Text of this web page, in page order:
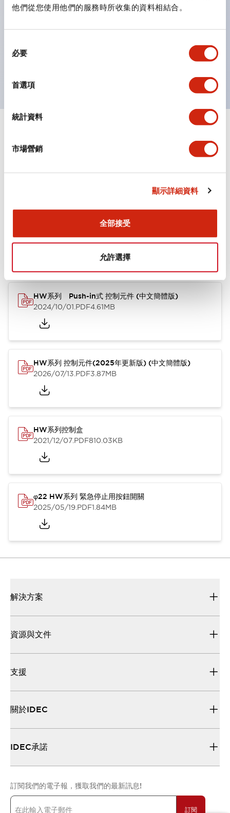
他們從您使用他們的服務時所收集的資料相結合。
必要
首選項
統計資料
市場營銷
顯示詳細資料
全部接受
允許選擇
顏色。
符合 ISO 3864-4 安全色規範：在危險或緊急狀況下，
HW系列 Push-in式 控制元件 (中文簡體版)
2024/10/01.PDF4.61MB
HW系列 控制元件(2025年更新版) (中文簡體版)
2026/07/13.PDF3.87MB
HW系列控制盒
2021/12/07.PDF810.03KB
φ22 HW系列 緊急停止用按鈕開關
2025/05/19.PDF1.84MB
解決方案
資源與文件
支援
關於IDEC
IDEC承諾
訂閱我們的電子報，獲取我們的最新訊息!
訂閱